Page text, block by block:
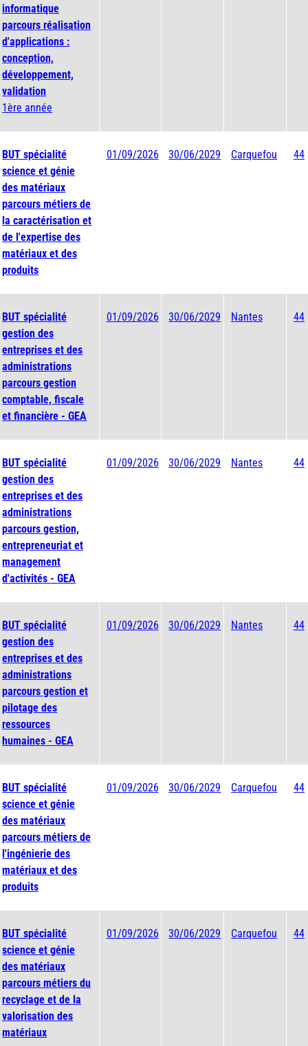
informatique
parcours réalisation
d'applications :
conception,
développement,
validation
1ère année
BUT spécialité
science et génie
des matériaux
parcours métiers de
la caractérisation et
de l'expertise des
matériaux et des
produits
01/09/2026 30/06/2029 Carquefou 44
BUT spécialité
gestion des
entreprises et des
administrations
parcours gestion
comptable, fiscale
et financière - GEA
01/09/2026 30/06/2029 Nantes 44
BUT spécialité
gestion des
entreprises et des
administrations
parcours gestion,
entrepreneuriat et
management
d'activités - GEA
01/09/2026 30/06/2029 Nantes 44
BUT spécialité
gestion des
entreprises et des
administrations
parcours gestion et
pilotage des
ressources
humaines - GEA
01/09/2026 30/06/2029 Nantes 44
BUT spécialité
science et génie
des matériaux
parcours métiers de
l'ingénierie des
matériaux et des
produits
01/09/2026 30/06/2029 Carquefou 44
BUT spécialité
science et génie
des matériaux
parcours métiers du
recyclage et de la
valorisation des
matériaux
01/09/2026 30/06/2029 Carquefou 44